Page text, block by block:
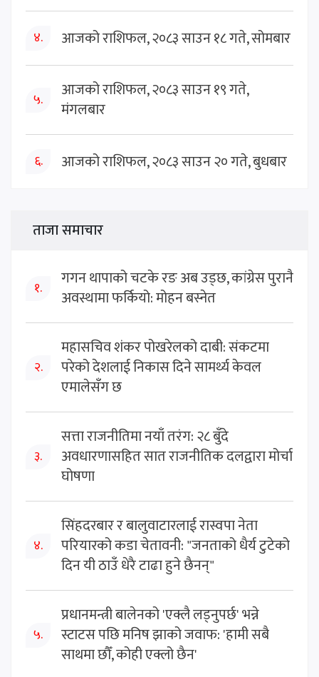
४. आजको राशिफल, २०८३ साउन १८ गते, सोमबार
५.
आजको राशिफल, २०८३ साउन १९ गते,
मंगलबार
६. आजको राशिफल, २०८३ साउन २० गते, बुधबार
ताजा समाचार
१.
गगन थापाको चटके रङ अब उड्छ, कांग्रेस पुरानै
अवस्थामा फर्कियो: मोहन बस्नेत
२.
महासचिव शंकर पोखरेलको दाबी: संकटमा
परेको देशलाई निकास दिने सामर्थ्य केवल
एमालेसँग छ
३.
सत्ता राजनीतिमा नयाँ तरंग: २८ बुँदे
अवधारणासहित सात राजनीतिक दलद्वारा मोर्चा
घोषणा
४.
सिंहदरबार र बालुवाटारलाई रास्वपा नेता
परियारको कडा चेतावनी: "जनताको धैर्य टुटेको
दिन यी ठाउँ धेरै टाढा हुने छैनन्"
५.
प्रधानमन्त्री बालेनको 'एक्लै लड्नुपर्छ' भन्ने
स्टाटस पछि मनिष झाको जवाफ: 'हामी सबै
साथमा छौँ, कोही एक्लो छैन'